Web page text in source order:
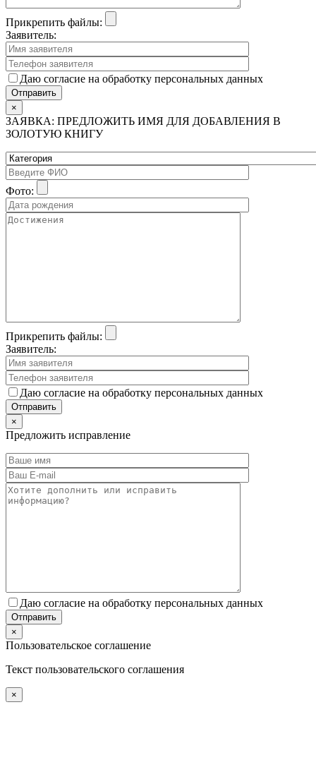
Прикрепить файлы:
Заявитель:
Даю согласие на обработку персональных данных
×
ЗАЯВКА: ПРЕДЛОЖИТЬ ИМЯ ДЛЯ ДОБАВЛЕНИЯ В
ЗОЛОТУЮ КНИГУ
Фото:
Прикрепить файлы:
Заявитель:
Даю согласие на обработку персональных данных
×
Предложить исправление
Даю согласие на обработку персональных данных
×
Пользовательское соглашение
Текст пользовательского соглашения
×